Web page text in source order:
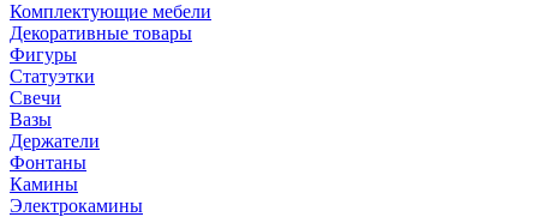
Комплектующие мебели
Декоративные товары
Фигуры
Статуэтки
Свечи
Вазы
Держатели
Фонтаны
Камины
Электрокамины